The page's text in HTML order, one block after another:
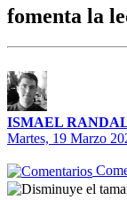
fomenta la
ISMAEL
Martes, 19 Marzo